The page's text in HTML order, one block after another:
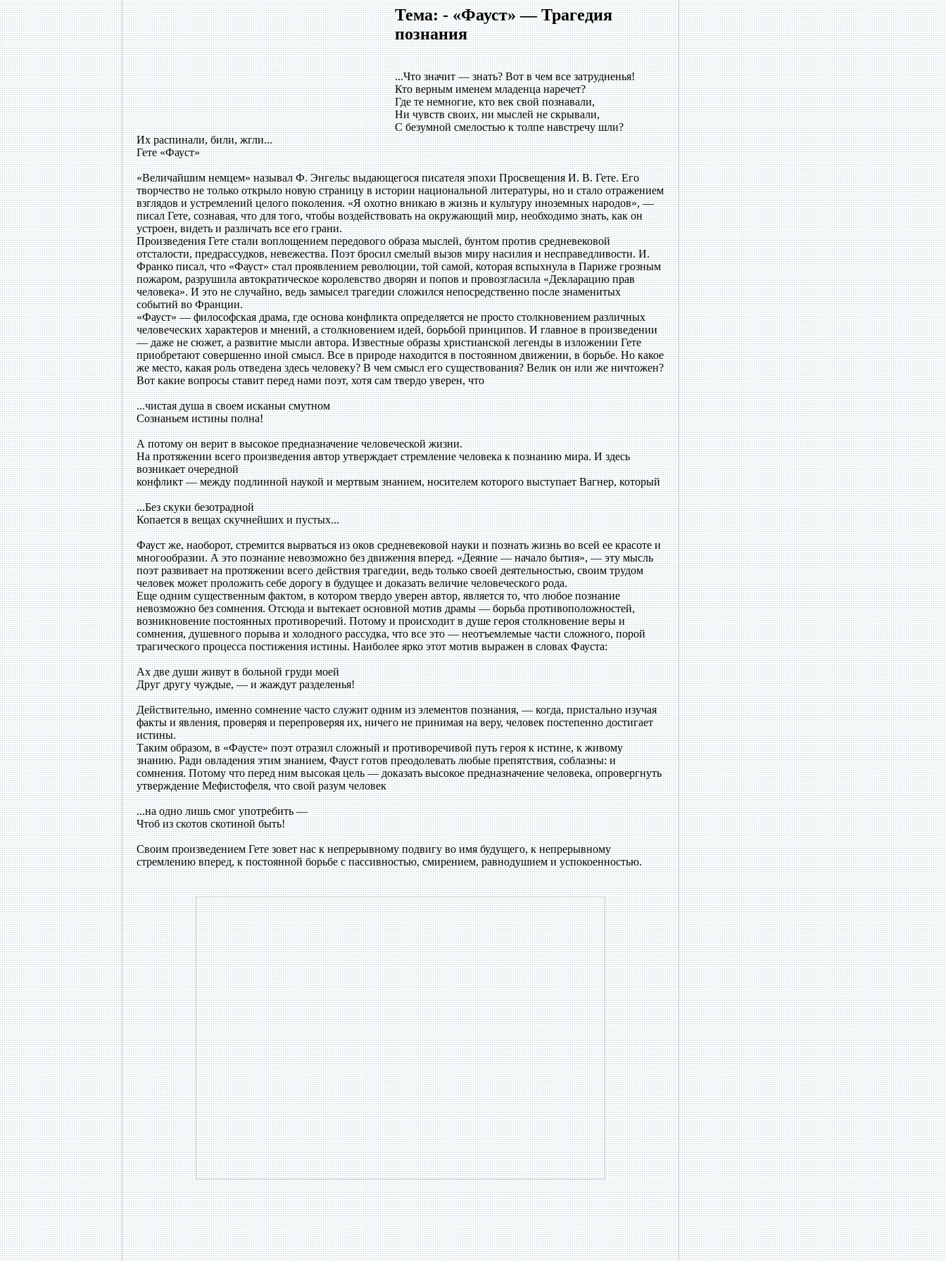
Тема: - «Фауст» — Трагедия
познания
...Что значит — знать? Вот в чем все затрудненья!
Кто верным именем младенца наречет?
Где те немногие, кто век свой познавали,
Ни чувств своих, ни мыслей не скрывали,
С безумной смелостью к толпе навстречу шли?
Их распинали, били, жгли...
Гете «Фауст»
«Величайшим немцем» называл Ф. Энгельс выдающегося писателя эпохи Просвещения И. В. Гете. Его
творчество не только открыло новую страницу в истории национальной литературы, но и стало отражением
взглядов и устремлений целого поколения. «Я охотно вникаю в жизнь и культуру иноземных народов», —
писал Гете, сознавая, что для того, чтобы воздействовать на окружающий мир, необходимо знать, как он
устроен, видеть и различать все его грани.
Произведения Гете стали воплощением передового образа мыслей, бунтом против средневековой
отсталости, предрассудков, невежества. Поэт бросил смелый вызов миру насилия и несправедливости. И.
Франко писал, что «Фауст» стал проявлением революции, той самой, которая вспыхнула в Париже грозным
пожаром, разрушила автократическое королевство дворян и попов и провозгласила «Декларацию прав
человека». И это не случайно, ведь замысел трагедии сложился непосредственно после знаменитых
событий во Франции.
«Фауст» — философская драма, где основа конфликта определяется не просто столкновением различных
человеческих характеров и мнений, а столкновением идей, борьбой принципов. И главное в произведении
— даже не сюжет, а развитие мысли автора. Известные образы христианской легенды в изложении Гете
приобретают совершенно иной смысл. Все в природе находится в постоянном движении, в борьбе. Но какое
же место, какая роль отведена здесь человеку? В чем смысл его существования? Велик он или же ничтожен?
Вот какие вопросы ставит перед нами поэт, хотя сам твердо уверен, что
...чистая душа в своем исканьи смутном
Сознаньем истины полна!
А потому он верит в высокое предназначение человеческой жизни.
На протяжении всего произведения автор утверждает стремление человека к познанию мира. И здесь
возникает очередной
конфликт — между подлинной наукой и мертвым знанием, носителем которого выступает Вагнер, который
...Без скуки безотрадной
Копается в вещах скучнейших и пустых...
Фауст же, наоборот, стремится вырваться из оков средневековой науки и познать жизнь во всей ее красоте и
многообразии. А это познание невозможно без движения вперед. «Деяние — начало бытия», — эту мысль
поэт развивает на протяжении всего действия трагедии, ведь только своей деятельностью, своим трудом
человек может проложить себе дорогу в будущее и доказать величие человеческого рода.
Еще одним существенным фактом, в котором твердо уверен автор, является то, что любое познание
невозможно без сомнения. Отсюда и вытекает основной мотив драмы — борьба противоположностей,
возникновение постоянных противоречий. Потому и происходит в душе героя столкновение веры и
сомнения, душевного порыва и холодного рассудка, что все это — неотъемлемые части сложного, порой
трагического процесса постижения истины. Наиболее ярко этот мотив выражен в словах Фауста:
Ах две души живут в больной груди моей
Друг другу чуждые, — и жаждут разделенья!
Действительно, именно сомнение часто служит одним из элементов познания, — когда, пристально изучая
факты и явления, проверяя и перепроверяя их, ничего не принимая на веру, человек постепенно достигает
истины.
Таким образом, в «Фаусте» поэт отразил сложный и противоречивой путь героя к истине, к живому
знанию. Ради овладения этим знанием, Фауст готов преодолевать любые препятствия, соблазны: и
сомнения. Потому что перед ним высокая цель — доказать высокое предназначение человека, опровергнуть
утверждение Мефистофеля, что свой разум человек
...на одно лишь смог употребить —
Чтоб из скотов скотиной быть!
Своим произведением Гете зовет нас к непрерывному подвигу во имя будущего, к непрерывному
стремлению вперед, к постоянной борьбе с пассивностью, смирением, равнодушием и успокоенностью.